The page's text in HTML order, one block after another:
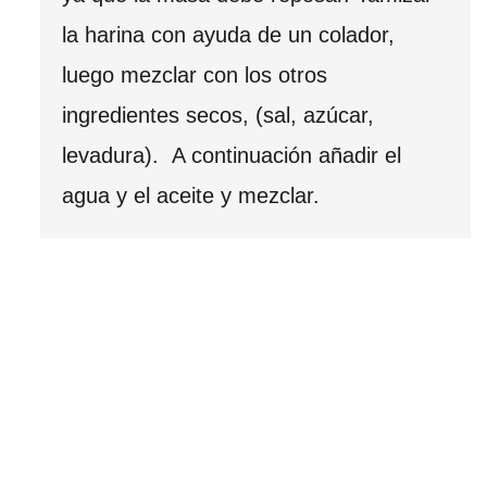
la harina con ayuda de un colador,
luego mezclar con los otros
ingredientes secos, (sal, azúcar,
levadura). A continuación añadir el
agua y el aceite y mezclar.